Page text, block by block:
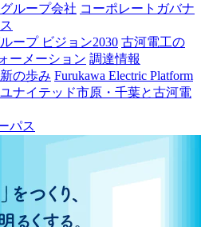
ループ会社 コーポレートガバナ
ープ ビジョン2030 古河電工の
ーメーション 調達情報
の歩み Furukawa Electric Platform
ナイテッド市原・千葉と古河電
パス